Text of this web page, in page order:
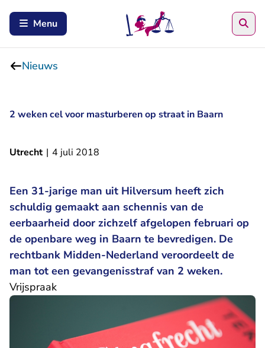
Menu
Nieuws
2 weken cel voor masturberen op straat in Baarn
Utrecht | 4 juli 2018
Een 31-jarige man uit Hilversum heeft zich
schuldig gemaakt aan schennis van de
eerbaarheid door zichzelf afgelopen februari op
de openbare weg in Baarn te bevredigen. De
rechtbank Midden-Nederland veroordeelt de
man tot een gevangenisstraf van 2 weken.
Vrijspraak